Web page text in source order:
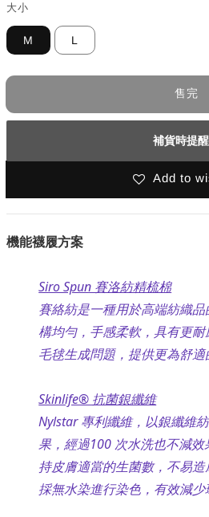
大小
M L
售完
補貨時提
Add to
機能襪履方案
Siro Spun 賽洛紡精梳棉
賽絡紡是一種用於高端紡織
構均勻，手感柔軟，具有更
毛毬生成問題，提供更為舒適
Skinlife® 抗菌銀纖維
Nylstar 專利纖維，以銀纖維
果，經過100 次水洗也不減
持皮膚適當的生菌數，不易
採無水染進行染色，有效減少